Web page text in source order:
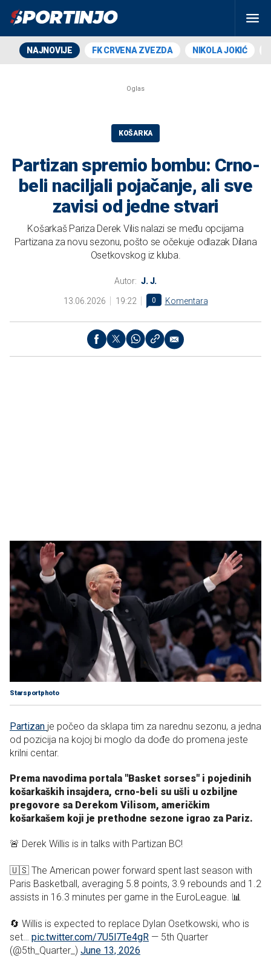
NAJNOVIJE FK CRVENA ZVEZDA NIKOLA JOKIĆ
KOŠARKA
Partizan spremio bombu: Crno-
beli naciljali pojačanje, ali sve
zavisi od jedne stvari
Košarkaš Pariza Derek Vilis nalazi se među opcijama
Partizana za novu sezonu, pošto se očekuje odlazak Dilana
Osetkovskog iz kluba.
Autor: J. J.
13.06.2026 19:22 0 Komentara
Starsportphoto
Partizan je počeo da sklapa tim za narednu sezonu, a jedna
od pozicija na kojoj bi moglo da dođe do promena jeste
krilni centar.
Prema navodima portala "Basket sorses" i pojedinih
košarkaških insajdera, crno-beli su ušli u ozbiljne
pregovore sa Derekom Vilisom, američkim
košarkašem koji je prethodne sezone igrao za Pariz.
🚨 Derek Willis is in talks with Partizan BC!
🇺🇸 The American power forward spent last season with
Paris Basketball, averaging 5.8 points, 3.9 rebounds and 1.2
assists in 16.3 minutes per game in the EuroLeague. 📊
🔄 Willis is expected to replace Dylan Osetkowski, who is
set… pic.twitter.com/7U5l7Te4gR — 5th Quarter
(@5th_Quarter_) June 13, 2026